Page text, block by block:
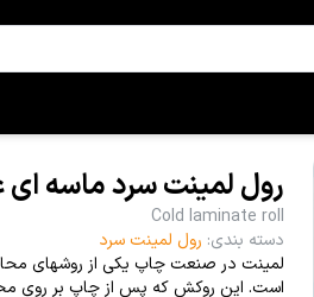
رول لمینت سرد ماسه ای عرض 152
Cold laminate roll
دسته بندی: رول لمینت سرد
لمینت در صنعت چاپ یکی از روشهای
است. این روکش که پس از چاپ بر